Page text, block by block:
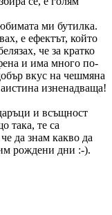
ми бутилка.
е ефектът, който
че за кратко
и има много по-
вкус на чешмяна
изненадваща!
и всъщност
така, те са
да знам какво да
рождени дни :-).